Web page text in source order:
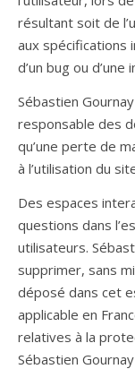
résultant soit de
aux spécifications
d’un bug ou d’une
Sébastien
responsable des
qu’une perte de
à l’utilisation du
Des espaces
questions dans
utilisateurs.
supprimer, sans
déposé dans cet
applicable en
relatives à la
Sébastien